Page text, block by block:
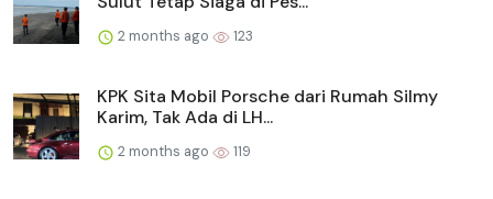
2 months ago 123
KPK Sita Mobil Porsche dari Rumah Silmy
Karim, Tak Ada di LH...
2 months ago 119